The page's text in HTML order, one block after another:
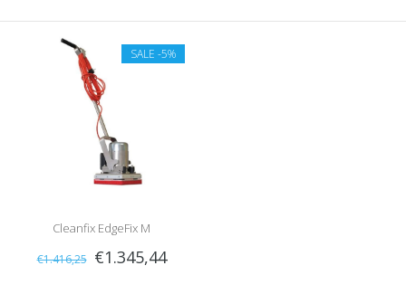
SALE -5%
Cleanfix EdgeFix M
€1.416,25 €1.345,44